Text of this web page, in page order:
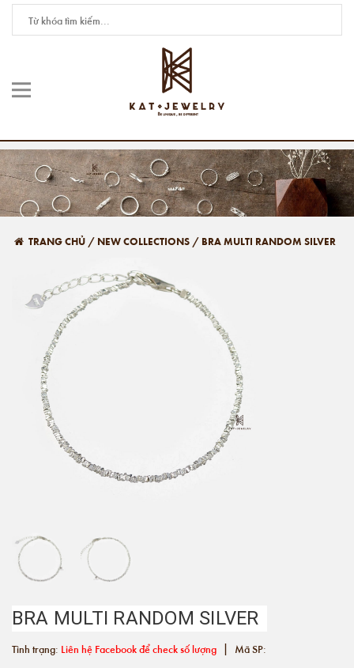
TRANG CHỦ / NEW COLLECTIONS / BRA MULTI RANDOM SILVER
BRA MULTI RANDOM SILVER
Tình trạng: Liên hệ Facebook để check số lượng | Mã SP: